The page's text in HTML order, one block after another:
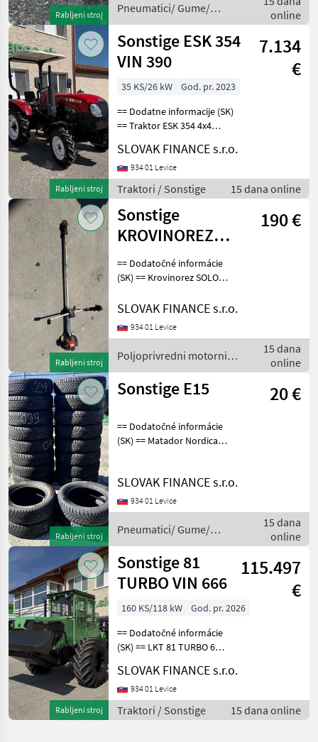
Rabljeni stroj
Pneumatici/ Gume/
Naplatci / Sonstige
online
Rabljeni stroj
Sonstige ESK 354
VIN 390
7.134
€
35 KS/26 kW
God. pr. 2023
== Dodatne informacije (SK)
== Traktor ESK 354 4x4
08/2023, 5 mjeseci, 25, 8 kW,
ručni, stražnja trotočkovna
kvaka, kardanska vratila +
hidraulik
SLOVAK FINANCE s.r.o.
934 01 Levice
Traktori / Sonstige 15 dana online
Rabljeni stroj
Sonstige
KROVINOREZ
SOLO VIN 142
190 €
== Dodatočné informácie
(SK) == Krovinorez SOLO
nefunkčná hlavica - vydratý
190, -EUR Tip motora:
SLOVAK FINANCE s.r.o.
934 01 Levice
Poljoprivredni motorni
strojevi / Sonstige
15 dana
online
Rabljeni stroj
Sonstige E15 20 €
== Dodatočné informácie
(SK) == Matador Nordica
Pneumatici/ Gume/
Naplatci Pneumatici/ gume
za prikolice
SLOVAK FINANCE s.r.o.
934 01 Levice
Pneumatici/ Gume/
Naplatci / Sonstige
15 dana
online
Rabljeni stroj
Sonstige 81
TURBO VIN 666
115.497
€
160 KS/118 kW
God. pr. 2026
== Dodatočné informácie
(SK) == LKT 81 TURBO 6
118kw, 160 koní, manuál,
turbový dieslový 6-valcový
motor Zetor Crystal po
kompletnej GO, pr
SLOVAK FINANCE s.r.o.
934 01 Levice
Traktori / Sonstige 15 dana online